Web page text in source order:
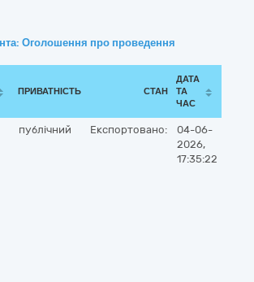
Оголошення про проведення
ПРИВАТНІСТЬ СТАН
ДАТА
ТА
ЧАС
публічний Експортовано:
04-06-
2026,
17:35:22